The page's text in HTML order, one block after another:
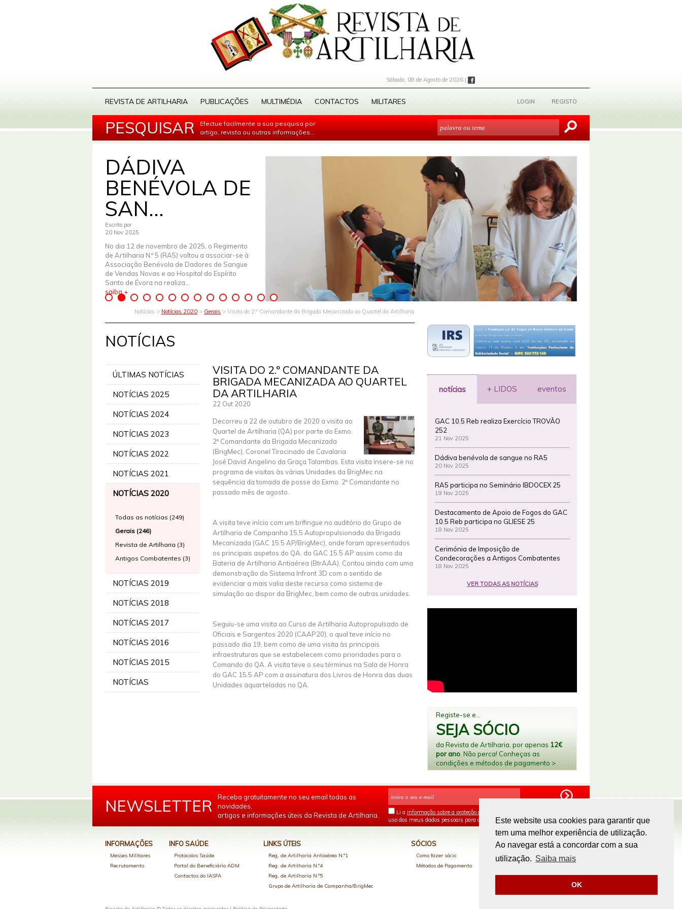
Este website usa cookies para garantir que
tem uma melhor experiência de utilização.
Ao navegar está a concordar com a sua
utilização. Saiba mais
OK
Sábado, 08 de Agosto de 2026 |
REVISTA DE ARTILHARIA PUBLICAÇÕES MULTIMÉDIA CONTACTOS MILITARES LOGIN REGISTO
PESQUISAR
Efectue facilmente a sua pesquisa por
artigo, revista ou outras informações...
DÁDIVA
BENÉVOLA DE
SAN...
Escrito por
20 Nov 2025
No dia 12 de novembro de 2025, o Regimento
de Artilharia N.º 5 (RA5) voltou a associar-se à
Associação Benévola de Dadores de Sangue
de Vendas Novas e ao Hospital do Espírito
Santo de Évora na realiza...
saiba +
Notícias > Notícias 2020 > Gerais > Visita do 2.º Comandante da Brigada Mecanizada ao Quartel da Artilharia
NOTÍCIAS
ÚLTIMAS NOTÍCIAS
NOTÍCIAS 2025
NOTÍCIAS 2024
NOTÍCIAS 2023
NOTÍCIAS 2022
NOTÍCIAS 2021
NOTÍCIAS 2020
Todas as notícias (249)
Gerais (246)
Revista de Artilharia (3)
Antigos Combatentes (3)
NOTÍCIAS 2019
NOTÍCIAS 2018
NOTÍCIAS 2017
NOTÍCIAS 2016
NOTÍCIAS 2015
NOTÍCIAS
VISITA DO 2.º COMANDANTE DA
BRIGADA MECANIZADA AO QUARTEL
DA ARTILHARIA
22 Out 2020
Decorreu a 22 de outubro de 2020 a visita ao
Quartel de Artilharia (QA) por parte do Exmo.
2º Comandante da Brigada Mecanizada
(BrigMec), Coronel Tirocinado de Cavalaria
José David Angelino da Graça Talambas. Esta visita insere-se no
programa de visitas às várias Unidades da BrigMec na
sequência da tomada de posse do Exmo. 2º Comandante no
passado mês de agosto.
A visita teve início com um brífingue no auditório do Grupo de
Artilharia de Campanha 15,5 Autopropulsionado da Brigada
Mecanizada (GAC 15.5 AP/BrigMec), onde foram apresentados
os principais aspetos do QA, do GAC 15.5 AP assim como da
Bateria de Artilharia Antiaérea (BtrAAA). Contou ainda com uma
demonstração do Sistema Infront 3D com o sentido de
evidenciar a mais valia deste recurso como sistema de
simulação ao dispor da BrigMec, bem como de outras unidades.
Seguiu-se uma visita ao Curso de Artilharia Autopropulsado de
Oficiais e Sargentos 2020 (CAAP20), o qual teve início no
passado dia 19, bem como de uma visita às principais
infraestruturas que se estabelecem como prioridades para o
Comando do QA. A visita teve o seu términus na Sala de Honra
do GAC 15.5 AP com a assinatura dos Livros de Honra das duas
Unidades aquarteladas no QA.
notícias + LIDOS eventos
GAC 10.5 Reb realiza Exercício TROVÃO
252
21 Nov 2025
Dádiva benévola de sangue no RA5
20 Nov 2025
RA5 participa no Seminário IBDOCEX 25
19 Nov 2025
Destacamento de Apoio de Fogos do GAC
10.5 Reb participa no GLIESE 25
18 Nov 2025
Cerimónia de Imposição de
Condecorações a Antigos Combatentes
18 Nov 2025
VER TODAS AS NOTÍCIAS
Registe-se e...
SEJA SÓCIO
da Revista de Artilharia, por apenas 12€
por ano. Não perca! Conheças as
condições e métodos de pagamento >
NEWSLETTER
Receba gratuitamente no seu email todas as
novidades,
artigos e informações úteis da Revista de Artilharia.
Li a informação sobre a proteção de dados
uso dos meus dados pessoais para os fins mencionados.
INFORMAÇÕES
Messes Militares
Recrutamento
INFO SAÚDE
Protocolos Saúde
Portal do Beneficiário ADM
Contactos do IASFA
LINKS ÚTEIS
Reg. de Artilharia Antiaérea N.º1
Reg. de Artilharia N.º4
Reg. de Artilharia N.º5
Grupo de Artilharia de Campanha/BrigMec
SÓCIOS
Como fazer sócio
Métodos de Pagamento
PAGAMENTOS ONLINE